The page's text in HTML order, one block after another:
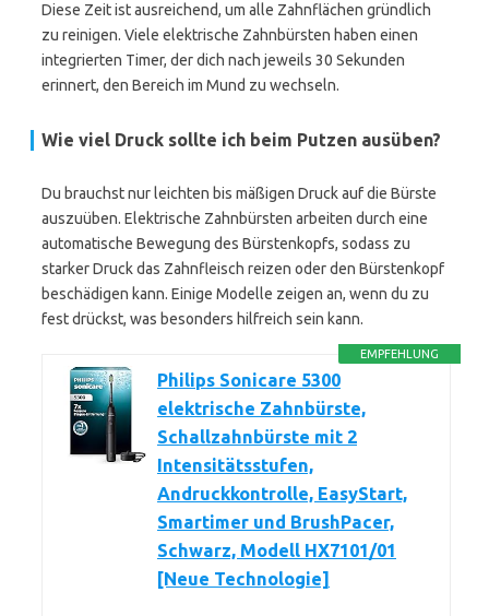
Diese Zeit ist ausreichend, um alle Zahnflächen gründlich
zu reinigen. Viele elektrische Zahnbürsten haben einen
integrierten Timer, der dich nach jeweils 30 Sekunden
erinnert, den Bereich im Mund zu wechseln.
Wie viel Druck sollte ich beim Putzen ausüben?
Du brauchst nur leichten bis mäßigen Druck auf die Bürste
auszuüben. Elektrische Zahnbürsten arbeiten durch eine
automatische Bewegung des Bürstenkopfs, sodass zu
starker Druck das Zahnfleisch reizen oder den Bürstenkopf
beschädigen kann. Einige Modelle zeigen an, wenn du zu
fest drückst, was besonders hilfreich sein kann.
EMPFEHLUNG
Philips Sonicare 5300
elektrische Zahnbürste,
Schallzahnbürste mit 2
Intensitätsstufen,
Andruckkontrolle, EasyStart,
Smartimer und BrushPacer,
Schwarz, Modell HX7101/01
[Neue Technologie]